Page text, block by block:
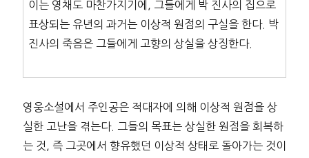
이는 영채도 마찬가지기에, 그들에게 박 진사의 집으로
표상되는 유년의 과거는 이상적 원점의 구실을 한다. 박
진사의 죽음은 그들에게 고향의 상실을 상징한다.
영웅소설에서 주인공은 적대자에 의해 이상적 원점을 상
실한 고난을 겪는다. 그들의 목표는 상실한 원점을 회복하
는 것, 즉 그곳에서 향유했던 이상적 상태로 돌아가는 것이